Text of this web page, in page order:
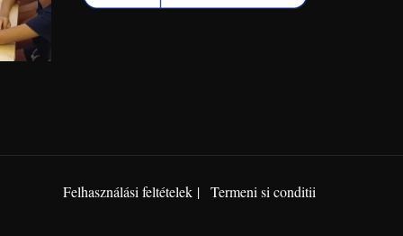
Felhasználási feltételek Termeni si conditii